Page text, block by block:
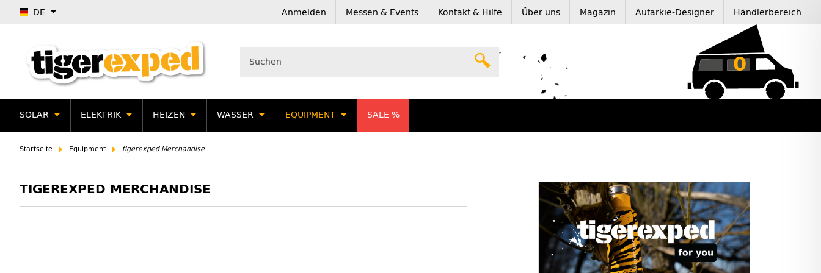
DE Anmelden Messen & Events Kontakt & Hilfe Über uns Magazin Autarkie-Designer Händlerbereich
0
SOLAR ELEKTRIK HEIZEN WASSER EQUIPMENT SALE %
Startseite Equipment tigerexped Merchandise
TIGEREXPED MERCHANDISE